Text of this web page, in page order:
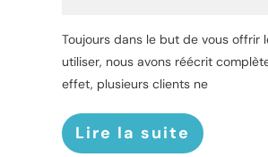
Toujours dans le but de vous offrir
utiliser, nous avons réécrit
effet, plusieurs clients ne
Lire la suite